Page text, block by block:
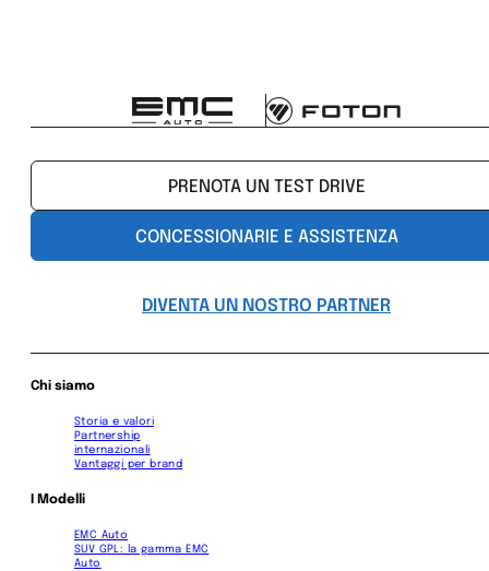
PRENOTA UN TEST DRIVE
CONCESSIONARIE E ASSISTENZA
DIVENTA UN NOSTRO PARTNER
Chi siamo
Storia e valori
Partnership
internazionali
Vantaggi per brand
I Modelli
EMC Auto
SUV GPL: la gamma EMC
Auto